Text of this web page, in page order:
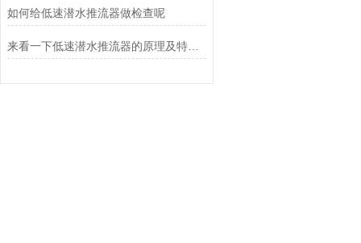
如何给低速潜水推流器做检查呢
来看一下低速潜水推流器的原理及特点是什么吧